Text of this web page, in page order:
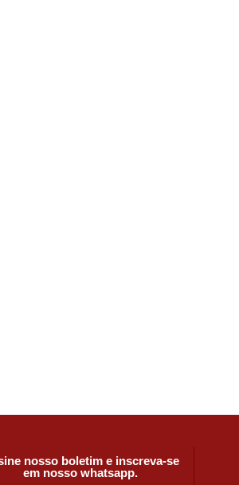
nosso boletim e inscreva-se
em nosso whatsapp.